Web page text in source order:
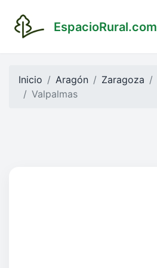
EspacioRural.com
Inicio Aragón Zaragoza
Valpalmas